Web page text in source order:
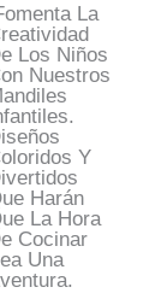
La
Los Niños
Nuestros
Y
Harán
La Hora
Cocinar
Una